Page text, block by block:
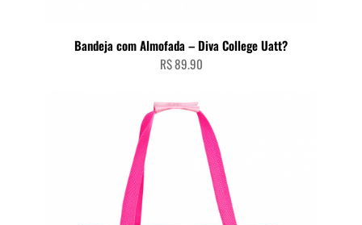
Bandeja com Almofada – Diva College Uatt?
R$89.90